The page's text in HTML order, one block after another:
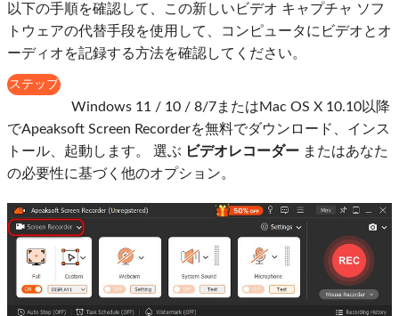
以下の手順を確認して、この新しいビデオ キャプチャ ソフ
トウェアの代替手段を使用して、コンピュータにビデオとオ
ーディオを記録する方法を確認してください。
ステップ
Windows 11 / 10 / 8/7またはMac OS X 10.10以降
でApeaksoft Screen Recorderを無料でダウンロード、インス
トール、起動します。 選ぶ
ビデオレコーダー またはあなた
の必要性に基づく他のオプション。